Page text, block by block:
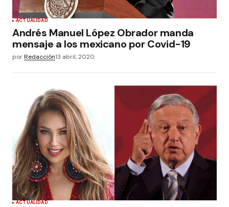
ACTUALIDAD
Andrés Manuel López Obrador manda
mensaje a los mexicano por Covid-19
porRedacción13 abril, 2020
ACTUALIDAD